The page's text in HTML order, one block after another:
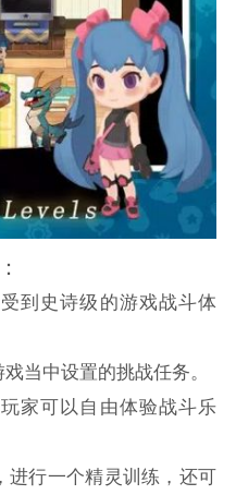
到史诗级的游戏战斗体
当中设置的挑战任务。
家可以自由体验战斗乐
进行一个精灵训练，还可